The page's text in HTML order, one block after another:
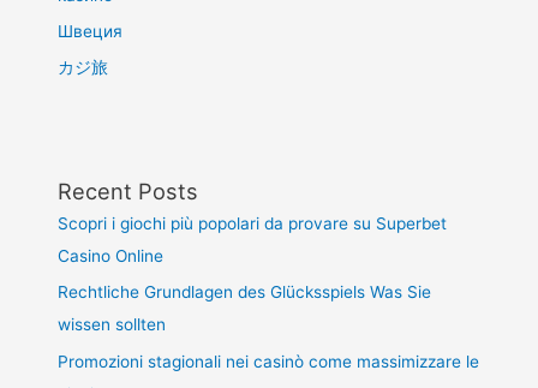
Швеция
カジ旅
Recent Posts
Scopri i giochi più popolari da provare su Superbet
Casino Online
Rechtliche Grundlagen des Glücksspiels Was Sie
wissen sollten
Promozioni stagionali nei casinò come massimizzare le